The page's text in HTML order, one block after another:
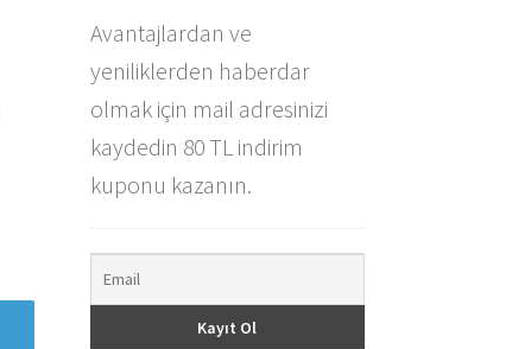
Avantajlardan ve
yeniliklerden haberdar
olmak için mail adresinizi
kaydedin 80 TL indirim
kuponu kazanın.